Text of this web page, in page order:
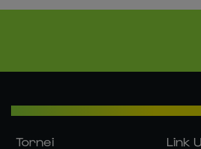
Tornei Link